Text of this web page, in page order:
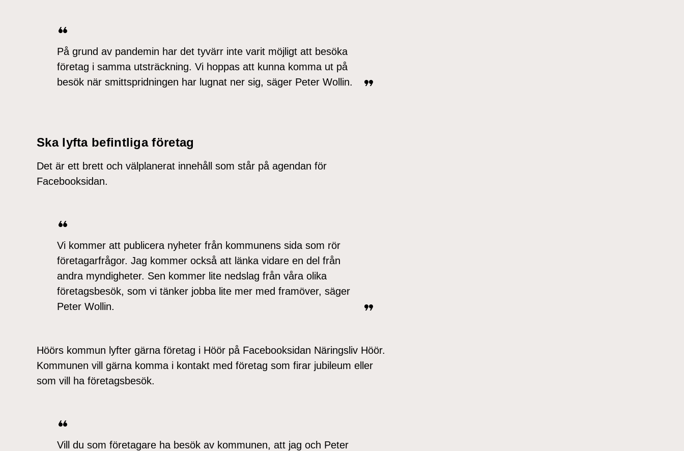
På grund av pandemin har det tyvärr inte varit möjligt att besöka
företag i samma utsträckning. Vi hoppas att kunna komma ut på
besök när smittspridningen har lugnat ner sig, säger Peter Wollin.
Ska lyfta befintliga företag
Det är ett brett och välplanerat innehåll som står på agendan för
Facebooksidan.
Vi kommer att publicera nyheter från kommunens sida som rör
företagarfrågor. Jag kommer också att länka vidare en del från
andra myndigheter. Sen kommer lite nedslag från våra olika
företagsbesök, som vi tänker jobba lite mer med framöver, säger
Peter Wollin.
Höörs kommun lyfter gärna företag i Höör på Facebooksidan Näringsliv Höör.
Kommunen vill gärna komma i kontakt med företag som firar jubileum eller
som vill ha företagsbesök.
Vill du som företagare ha besök av kommunen, att jag och Peter